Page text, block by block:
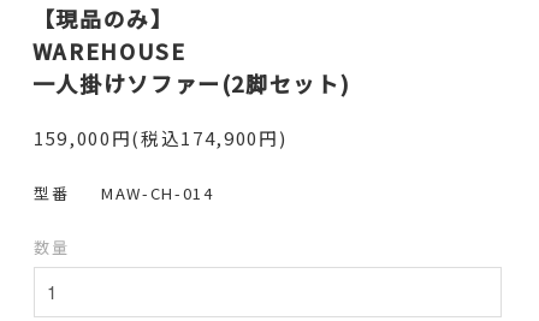
【現品のみ】
WAREHOUSE
一人掛けソファー(2脚セット)
159,000円(税込174,900円)
型番 MAW-CH-014
数量